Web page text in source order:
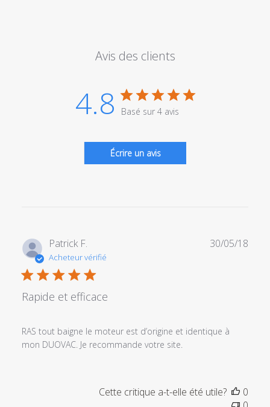
Avis des clients
4.8 Basé sur 4 avis
Écrire un avis
Patrick F.
Acheteur vérifié
Rapide et efficace
RAS tout baigne le moteur est d’origine et identique à
mon DUOVAC. Je recommande votre site.
30/05/18
Cette critique a-t-elle été utile?
0